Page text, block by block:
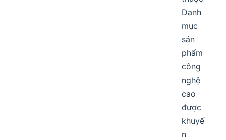
Danh
mục
sản
phẩm
công
nghệ
cao
được
khuyế
n